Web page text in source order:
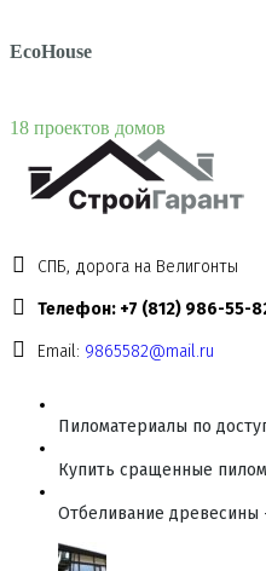
EcoHouse
18 проектов домов
СПБ, дорога на Велигонты
Телефон: +7 (812) 986-55-
Email: 9865582@mail.ru
Пиломатериалы по
Купить сращенные
Отбеливание древесины